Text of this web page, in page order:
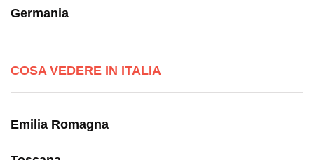
Germania
COSA VEDERE IN ITALIA
Emilia Romagna